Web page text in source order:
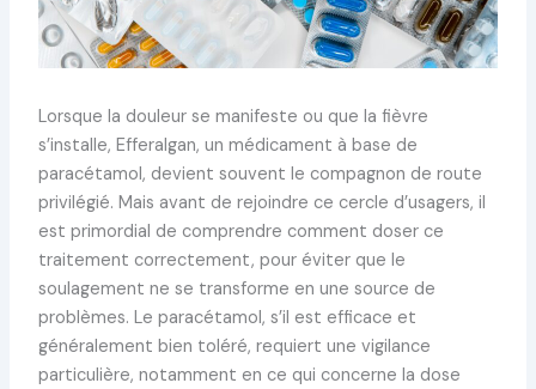
Lorsque la douleur se manifeste ou que la fièvre
s’installe, Efferalgan, un médicament à base de
paracétamol, devient souvent le compagnon de route
privilégié. Mais avant de rejoindre ce cercle d’usagers, il
est primordial de comprendre comment doser ce
traitement correctement, pour éviter que le
soulagement ne se transforme en une source de
problèmes. Le paracétamol, s’il est efficace et
généralement bien toléré, requiert une vigilance
particulière, notamment en ce qui concerne la dose